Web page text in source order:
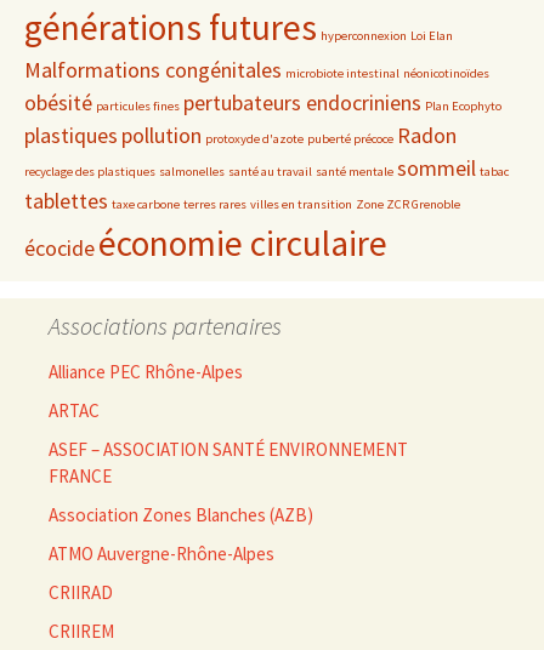
générations futures hyperconnexion Loi Elan
Malformations congénitales microbiote intestinal néonicotinoïdes
obésité particules fines pertubateurs endocriniens Plan Ecophyto
plastiques pollution protoxyde d'azote puberté précoce Radon
recyclage des plastiques salmonelles santé au travail santé mentale sommeil tabac
tablettes taxe carbone terres rares villes en transition Zone ZCR Grenoble
écocideéconomie circulaire
Associations partenaires
Alliance PEC Rhône-Alpes
ARTAC
ASEF – ASSOCIATION SANTÉ ENVIRONNEMENT
FRANCE
Association Zones Blanches (AZB)
ATMO Auvergne-Rhône-Alpes
CRIIRAD
CRIIREM